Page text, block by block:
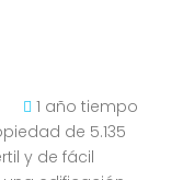
1 año tiempo
de 5.135
y de fácil